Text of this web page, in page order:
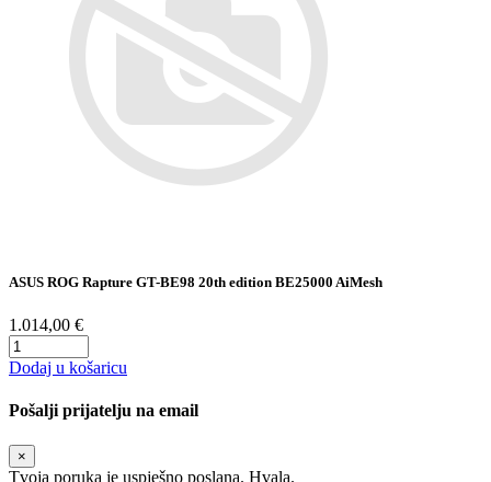
ASUS ROG Rapture GT-BE98 20th edition BE25000 AiMesh
1.014,00 €
Dodaj u košaricu
Pošalji prijatelju na email
×
Tvoja poruka je uspješno poslana. Hvala.